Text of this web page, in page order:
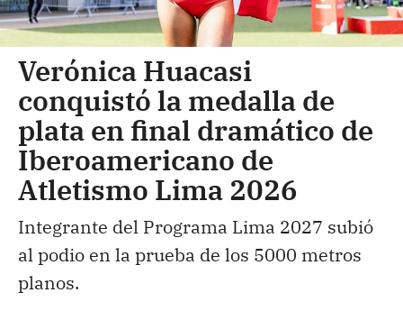
Verónica Huacasi
conquistó la medalla de
plata en final dramático de
Iberoamericano de
Atletismo Lima 2026
Integrante del Programa Lima 2027 subió
al podio en la prueba de los 5000 metros
planos.